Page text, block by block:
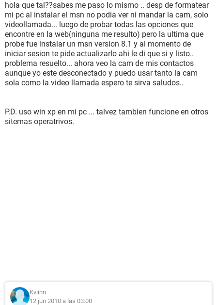
hola que tal??sabes me paso lo mismo .. desp de formatear
mi pc al instalar el msn no podia ver ni mandar la cam, solo
videollamada... luego de probar todas las opciones que
encontre en la web(ninguna me resulto) pero la ultima que
probe fue instalar un msn version 8.1 y al momento de
iniciar sesion te pide actualizarlo ahi le di que si y listo..
problema resuelto... ahora veo la cam de mis contactos
aunque yo este desconectado y puedo usar tanto la cam
sola como la video llamada espero te sirva saludos..
P.D. uso win xp en mi pc ... talvez tambien funcione en otros
sitemas operatrivos.
Kviinn
12 jun 2010 a las 03:00